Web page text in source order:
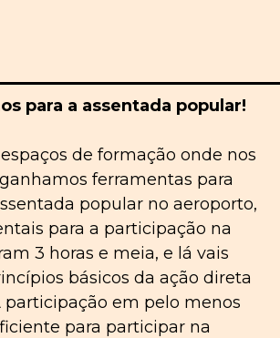
para a assentada popular!
de formação onde nos
ferramentas para
popular no aeroporto,
para a participação na
3 horas e meia, e lá vais
básicos da ação direta
participação em pelo menos
para participar na